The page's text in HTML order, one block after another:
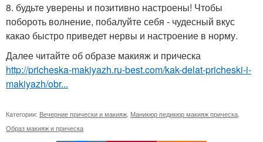
8. будьте уверены и позитивно настроены! Чтобы
побороть волнение, побалуйте себя - чудесный вкус
какао быстро приведет нервы и настроение в норму.
Далее читайте об образе макияж и прическа
http://pricheska-makiyazh.ru-best.com/kak-delat-pricheski-i-
makiyazh/obr...
Категории: Вечерние прически и макияж, Маникюр педикюр макияж прическа,
Образ макияж и прическа